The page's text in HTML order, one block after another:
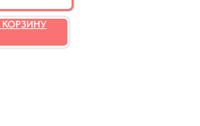
КОРЗИНУ